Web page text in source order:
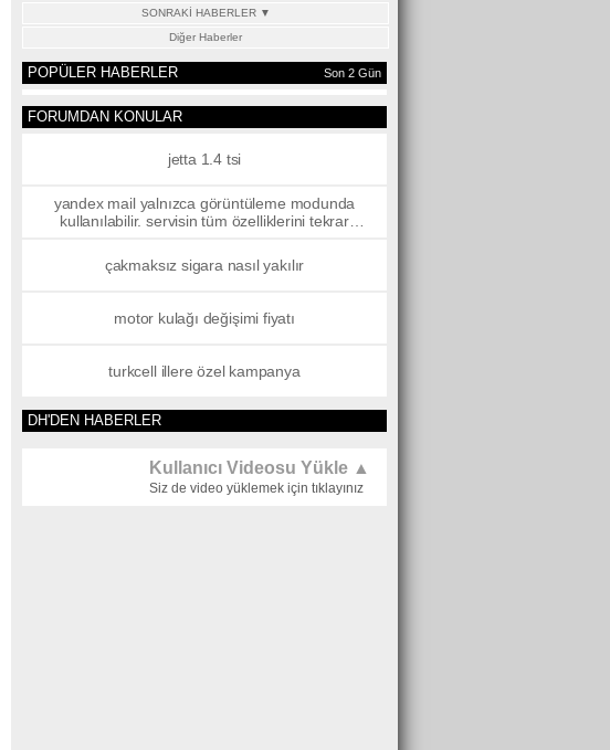
SONRAKİ HABERLER ▼
Diğer Haberler
POPÜLER HABERLER Son 2 Gün
FORUMDAN KONULAR
jetta 1.4 tsi
yandex mail yalnızca görüntüleme modunda
kullanılabilir. servisin tüm özelliklerini tekrar
eklemesini isteyin
çakmaksız sigara nasıl yakılır
motor kulağı değişimi fiyatı
turkcell illere özel kampanya
DH'DEN HABERLER
Kullanıcı Videosu Yükle ▲
Siz de video yüklemek için tıklayınız